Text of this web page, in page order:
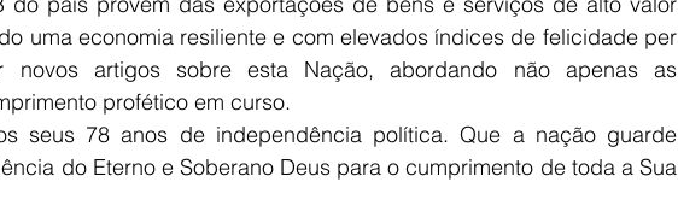
uma economia resiliente e com elevados índices de felicidade per
novos artigos sobre esta Nação, abordando não apenas as
profético em curso.
seus 78 anos de independência política. Que a nação guarde
do Eterno e Soberano Deus para o cumprimento de toda a Sua